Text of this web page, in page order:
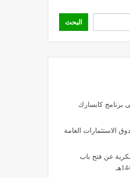
البحث
برنامج كابسارك
الاستثمارات العامة
عن فتح باب